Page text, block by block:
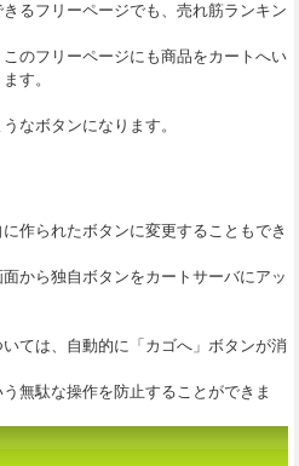
るフリーページでも、売れ筋ランキン
のフリーページにも商品をカートへい
す。
なボタンになります。
作られたボタンに変更することもでき
から独自ボタンをカートサーバにアッ
ては、自動的に「カゴへ」ボタンが消
無駄な操作を防止することができま